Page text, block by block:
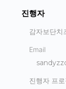
진행자
감자보단치
Email
진행자 프로